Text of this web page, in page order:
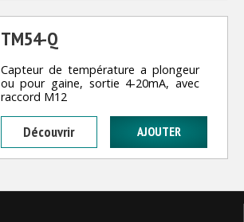
TM54-Q
Capteur de température a plongeur
ou pour gaine, sortie 4-20mA, avec
raccord M12
Découvrir